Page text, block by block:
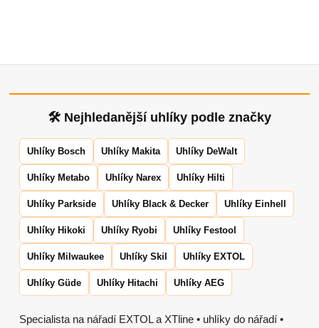
🛠 Nejhledanější uhlíky podle značky
Uhlíky Bosch Uhlíky Makita Uhlíky DeWalt
Uhlíky Metabo Uhlíky Narex Uhlíky Hilti
Uhlíky Parkside Uhlíky Black & Decker Uhlíky Einhell
Uhlíky Hikoki Uhlíky Ryobi Uhlíky Festool
Uhlíky Milwaukee Uhlíky Skil Uhlíky EXTOL
Uhlíky Güde Uhlíky Hitachi Uhlíky AEG
Specialista na nářadí EXTOL a XTline • uhlíky do nářadí •